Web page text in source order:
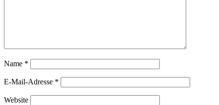
Name *
E-Mail-Adresse *
Website